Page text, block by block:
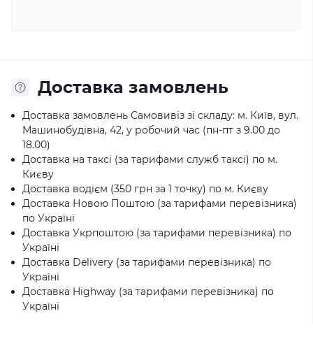
Доставка замовлень
Доставка замовлень Самовивіз зі складу: м. Київ, вул.
Машинобудівна, 42, у робочий час (пн-пт з 9.00 до
18.00)
Доставка на таксі (за тарифами служб таксі) по м.
Києву
Доставка водієм (350 грн за 1 точку) по м. Києву
Доставка Новою Поштою (за тарифами перевізника)
по Україні
Доставка Укрпоштою (за тарифами перевізника) по
Україні
Доставка Delivery (за тарифами перевізника) по
Україні
Доставка Highway (за тарифами перевізника) по
Україні